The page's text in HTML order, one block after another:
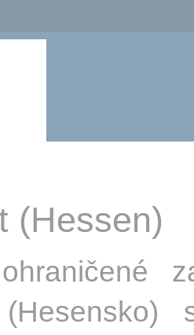
(Hessen)
(Hesensko)